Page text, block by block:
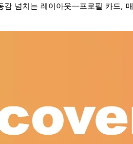
넘치는 레이아웃—프로필 카드,